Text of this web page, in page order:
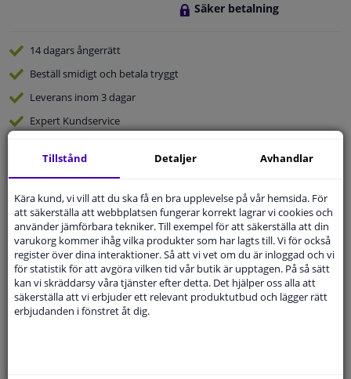
Säker betalning
14 dagarsångerrätt
Beställ smidigt och betala tryggt
Leverans inom 3 dagar
Expert Kundservice
08-446 81 232
Ställ din fråga hos våra produktspecialister.
Frågor Och Svar
Modellmatchande garanti, Hitta rätt bildelar.
Fyll i ditt registreringsnummerellerVälj din bil.
Tillstånd Detaljer Avhandlar
Kära kund, vi vill att du ska få en bra upplevelse på vår hemsida. För
att säkerställa att webbplatsen fungerar korrekt lagrar vi cookies och
använder jämförbara tekniker. Till exempel för att säkerställa att din
varukorg kommer ihåg vilka produkter som har lagts till. Vi för också
register över dina interaktioner. Så att vi vet om du är inloggad och vi
för statistik för att avgöra vilken tid vår butik är upptagen. På så sätt
kan vi skräddarsy våra tjänster efter detta. Det hjälper oss alla att
säkerställa att vi erbjuder ett relevant produktutbud och lägger rätt
erbjudanden i fönstret åt dig.